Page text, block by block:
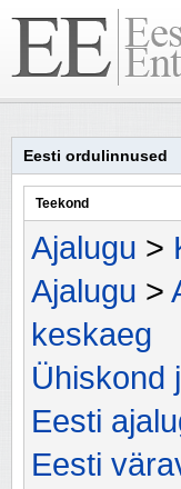
Eesti ordulinnused
Teekond
Ajalugu >
Ajalugu >
keskaeg
Ühiskond
Eesti
Eesti